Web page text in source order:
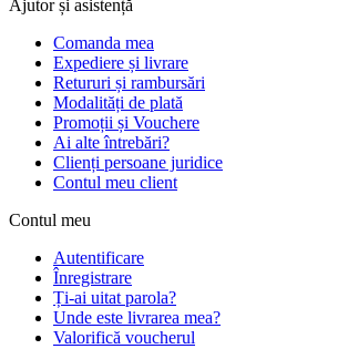
Ajutor și asistență
Comanda mea
Expediere și livrare
Retururi și rambursări
Modalități de plată
Promoții și Vouchere
Ai alte întrebări?
Clienți persoane juridice
Contul meu client
Contul meu
Autentificare
Înregistrare
Ți-ai uitat parola?
Unde este livrarea mea?
Valorifică voucherul